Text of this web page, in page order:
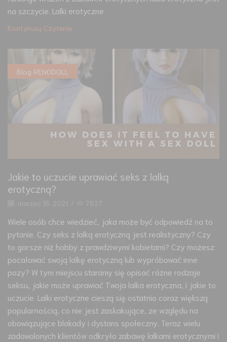
na szczycie. Lalki erotyczne
Kontynuuj Czytanie
Blog RENODOLL
Jakie to uczucie uprawiać seks z lalką
erotyczną?
marzec 18, 2021 7627
Wiele osób chce wiedzieć, jaka może być odpowiedź na to
pytanie. Czy seks z lalką erotyczną jest realistyczny? Czy
to gorsze niż hobby z prawdziwymi kobietami? Czy możesz
pocałować swoją lalkę erotyczną lub wypróbować inne
pozy? W tym miejscu staramy się opisać różne rodzaje
seksu, jakie może uprawiać Twoja lalka erotyczna, i jakie to
uczucie. Lalki erotyczne cieszą się ostatnio coraz większą
popularnością, co nie jest zaskakujące, ze względu na
obowiązujące blokady i dystans społeczny. Teraz wielu
zadowolonych klientów odkryło zabawę lalkami erotycznymi i